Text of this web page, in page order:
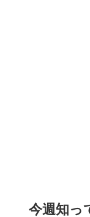
今週知っ